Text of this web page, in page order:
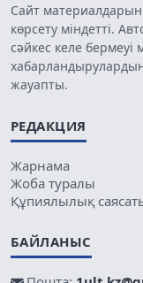
Сайт материалдарын
көрсету міндетті.
сәйкес келе
жауапты.
РЕДАКЦИЯ
Жарнама
Жоба туралы
Құпиялылық
БАЙЛАНЫС